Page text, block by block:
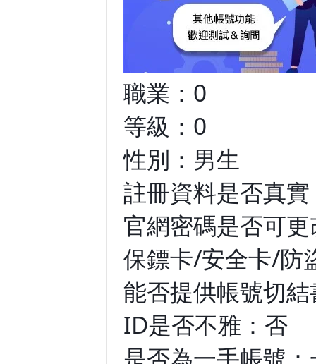
職業：0
等級：0
性別：男生
註冊資料是否真
官網密碼是否可
保鏢卡/安全卡/防
能否提供帳號切
ID是否不雅：否